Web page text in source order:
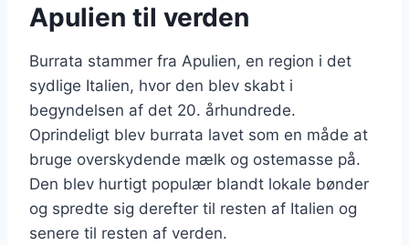
Apulien til verden
Burrata stammer fra Apulien, en region i det
sydlige Italien, hvor den blev skabt i
begyndelsen af det 20. århundrede.
Oprindeligt blev burrata lavet som en måde at
bruge overskydende mælk og ostemasse på.
Den blev hurtigt populær blandt lokale bønder
og spredte sig derefter til resten af Italien og
senere til resten af verden.